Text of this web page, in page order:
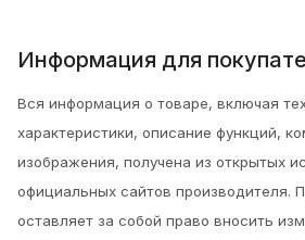
Информация для
Вся информация о товаре, включая
характеристики, описание функций,
изображения, получена из открытых
официальных сайтов производителя.
оставляет за собой право вносить